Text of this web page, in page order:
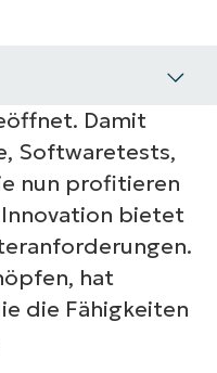
deaktivieren?
Damit
Softwaretests,
nun profitieren
bietet
hat
die Fähigkeiten